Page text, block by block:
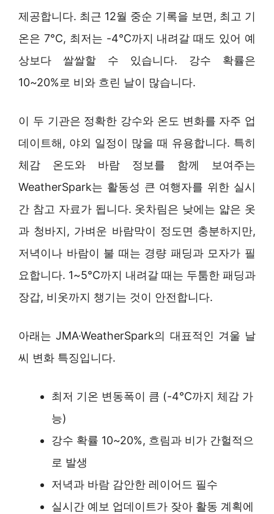
제공합니다. 최근 12월 중순 기록을 보면, 최고 기
온은 7°C, 최저는 -4°C까지 내려갈 때도 있어 예
상보다 쌀쌀할 수 있습니다. 강수 확률은
10~20%로 비와 흐린 날이 많습니다.
이 두 기관은 정확한 강수와 온도 변화를 자주 업
데이트해, 야외 일정이 많을 때 유용합니다. 특히
체감 온도와 바람 정보를 함께 보여주는
WeatherSpark는 활동성 큰 여행자를 위한 실시
간 참고 자료가 됩니다. 옷차림은 낮에는 얇은 옷
과 청바지, 가벼운 바람막이 정도면 충분하지만,
저녁이나 바람이 불 때는 경량 패딩과 모자가 필
요합니다. 1~5°C까지 내려갈 때는 두툼한 패딩과
장갑, 비옷까지 챙기는 것이 안전합니다.
아래는 JMA·WeatherSpark의 대표적인 겨울 날
씨 변화 특징입니다.
최저 기온 변동폭이 큼 (-4°C까지 체감 가
능)
강수 확률 10~20%, 흐림과 비가 간헐적으
로 발생
저녁과 바람 감안한 레이어드 필수
실시간 예보 업데이트가 잦아 활동 계획에